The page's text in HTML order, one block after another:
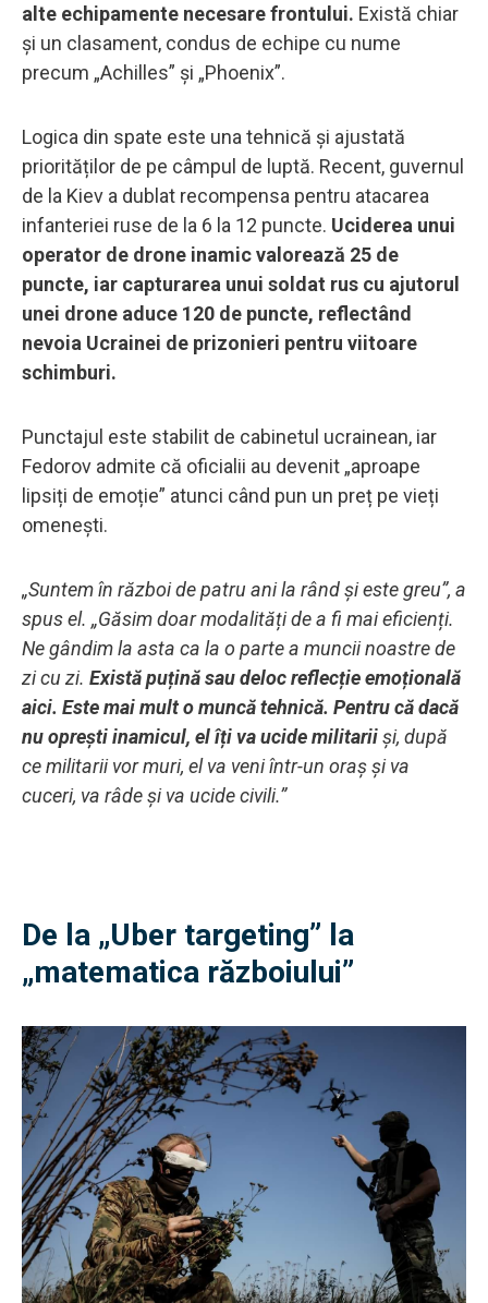
alte echipamente necesare frontului. Există chiar
și un clasament, condus de echipe cu nume
precum „Achilles” și „Phoenix”.
Logica din spate este una tehnică şi ajustată
priorităților de pe câmpul de luptă. Recent, guvernul
de la Kiev a dublat recompensa pentru atacarea
infanteriei ruse de la 6 la 12 puncte. Uciderea unui
operator de drone inamic valorează 25 de
puncte, iar capturarea unui soldat rus cu ajutorul
unei drone aduce 120 de puncte, reflectând
nevoia Ucrainei de prizonieri pentru viitoare
schimburi.
Punctajul este stabilit de cabinetul ucrainean, iar
Fedorov admite că oficialii au devenit „aproape
lipsiți de emoție” atunci când pun un preț pe vieți
omenești.
„Suntem în război de patru ani la rând și este greu”, a
spus el. „Găsim doar modalități de a fi mai eficienți.
Ne gândim la asta ca la o parte a muncii noastre de
zi cu zi. Există puțină sau deloc reflecție emoțională
aici. Este mai mult o muncă tehnică. Pentru că dacă
nu oprești inamicul, el îți va ucide militariiși, după
ce militarii vor muri, el va veni într-un oraș și va
cuceri, va râde și va ucide civili.”
De la „Uber targeting” la
„matematica războiului”